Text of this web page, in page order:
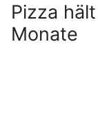
Pizza
Monate